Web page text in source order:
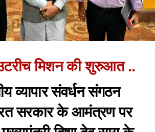
मिशन की शुरुआत ..
व्यापार संवर्धन संगठन
सरकार के आमंत्रण पर